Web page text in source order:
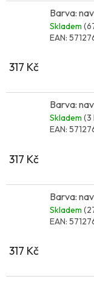
Barva:
Skladem
EAN:
317 Kč
Barva:
Skladem (3
EAN:
317 Kč
Barva:
Skladem
EAN:
317 Kč